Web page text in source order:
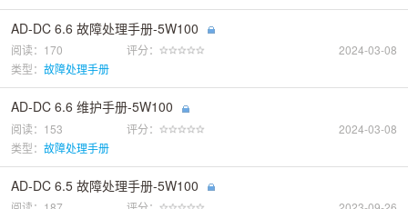
AD-DC 6.6 故障处理手册-5W100
阅读：170 评分：
2024-03-08
类型： 故障处理手册
AD-DC 6.6 维护手册-5W100
阅读：153 评分：
2024-03-08
类型： 故障处理手册
AD-DC 6.5 故障处理手册-5W100